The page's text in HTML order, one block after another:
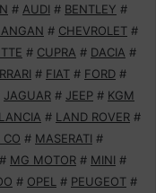
# AUDI # BENTLEY #
# CHEVROLET #
# CUPRA # DACIA #
# FIAT # FORD #
JAGUAR # JEEP # KGM
LANCIA # LAND ROVER #
CO # MASERATI #
# MG MOTOR # MINI #
# OPEL # PEUGEOT #